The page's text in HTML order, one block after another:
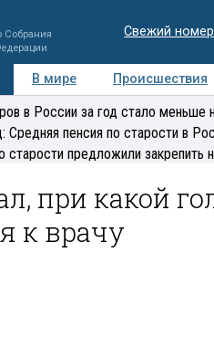
Собрания
Свежий номер
В мире Происшествия
Медиацентр
в России за год стало меньше
Средняя пенсия по старости в
старости предложили закрепить
при какой
к врачу